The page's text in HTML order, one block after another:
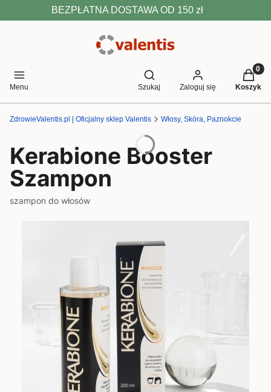
BEZPŁATNA DOSTAWA OD 150 zł
Menu
Otwórz wyszukiwarkę
Szukaj Zaloguj się Koszyk
ZdrowieValentis.pl | Oficjalny sklep Valentis Włosy, Skóra, Paznokcie
Kerabione Booster
Szampon
szampon do włosów